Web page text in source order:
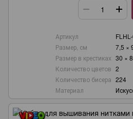
Артикул
Размер, см
7,5 ×
Размер в крестиках 30 ×
Количество цветов 2
Количество бисера 224
Материал